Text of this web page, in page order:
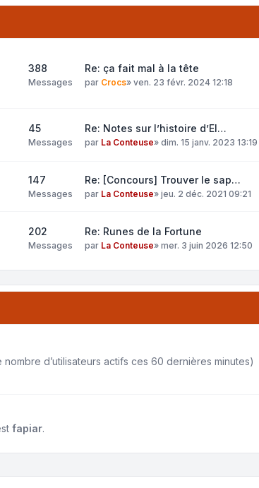
388
Messages
Re: ça fait mal à la tête
par Crocs» ven. 23 févr. 2024 12:18
45
Messages
Re: Notes sur l’histoire d’El…
par La Conteuse» dim. 15 janv. 2023 13:19
147
Messages
Re: [Concours] Trouver le sap…
par La Conteuse» jeu. 2 déc. 2021 09:21
202
Messages
Re: Runes de la Fortune
par La Conteuse» mer. 3 juin 2026 12:50
d’utilisateurs actifs ces 60 dernières minutes)
fapiar.